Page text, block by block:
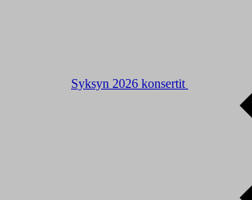
Syksyn 2026 konsertit